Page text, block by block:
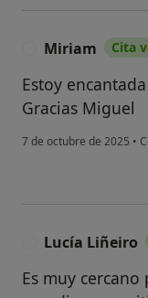
Miriam Cita
Estoy
Gracias Miguel
7 de octubre de 2025 •
Lucía Liñeiro
Es muy